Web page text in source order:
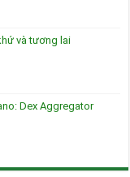
và tương lai
Dex Aggregator